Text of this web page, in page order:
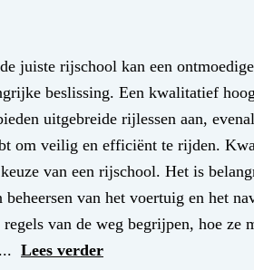
juiste rijschool kan een
beslissing. Een kwalitatief
uitgebreide rijlessen aan,
om veilig en efficiënt te rijden.
van een rijschool. Het is
van het voertuig en het
van de weg begrijpen, hoe ze
Lees verder